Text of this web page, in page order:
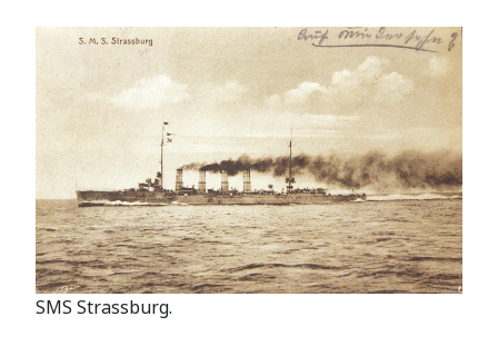
SMS Strassburg.